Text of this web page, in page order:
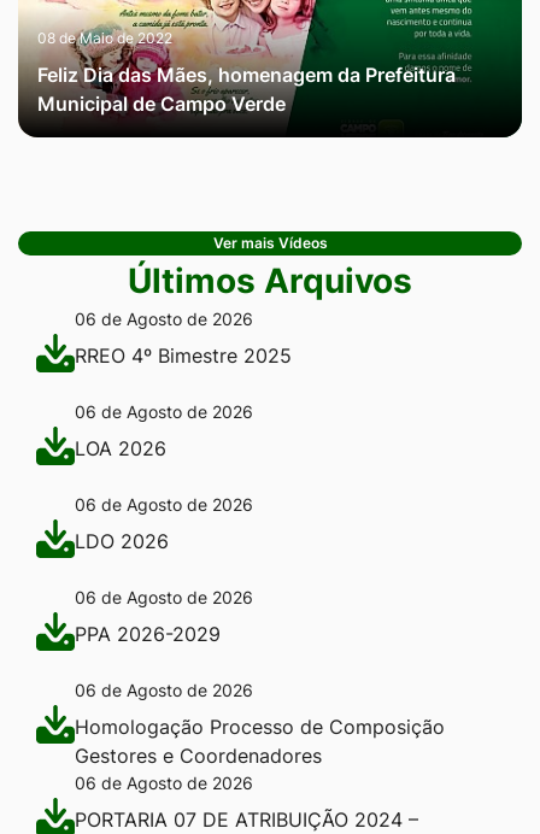
08 de Maio de 2022
Feliz Dia das Mães, homenagem da Prefeitura
Municipal de Campo Verde
Ver mais Vídeos
Últimos Arquivos
06 de Agosto de 2026
RREO 4º Bimestre 2025
06 de Agosto de 2026
LOA 2026
06 de Agosto de 2026
LDO 2026
06 de Agosto de 2026
PPA 2026-2029
06 de Agosto de 2026
Homologação Processo de Composição
Gestores e Coordenadores
06 de Agosto de 2026
PORTARIA 07 DE ATRIBUIÇÃO 2024 –